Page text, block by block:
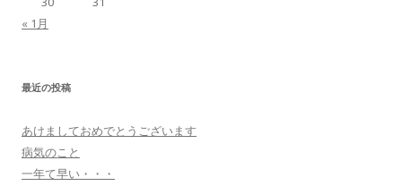
« 1月
最近の投稿
あけましておめでとうございます
病気のこと
一年て早い・・・